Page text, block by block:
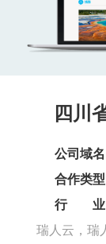
四川
公司域名
合作类型
行 业
瑞人云，瑞